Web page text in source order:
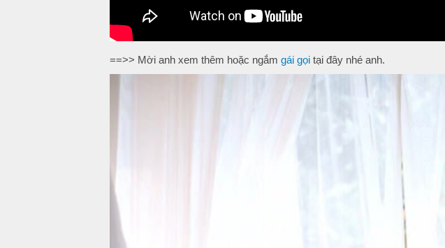
==>> Mời anh xem thêm hoặc ngắm gái gọi tại đây nhé anh.